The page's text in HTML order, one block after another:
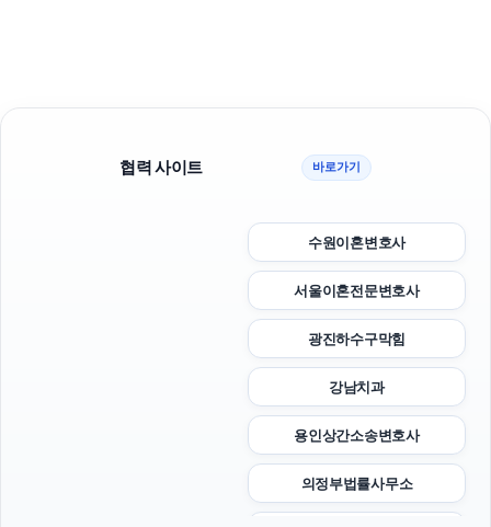
협력 사이트 바로가기
수원이혼변호사
서울이혼전문변호사
광진하수구막힘
강남치과
용인상간소송변호사
의정부법률사무소